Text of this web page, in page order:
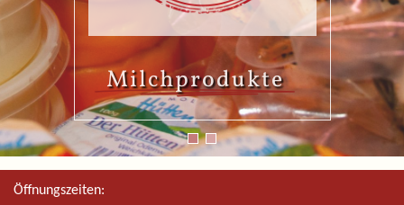
Milchprodukte
Milchprodukte
Öffnungszeiten: